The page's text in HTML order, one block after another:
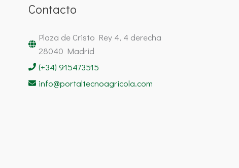
Contacto
Plaza de Cristo Rey 4, 4 derecha
28040 Madrid
(+34) 915473515
info@portaltecnoagricola.com